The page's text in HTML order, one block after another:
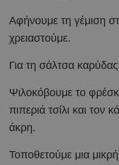
Αφήνουμε τη γέμιση
χρειαστούμε.
Για τη σάλτσα καρύδας
Ψιλοκόβουμε το
πιπεριά τσίλι και τον
άκρη.
Τοποθετούμε μια